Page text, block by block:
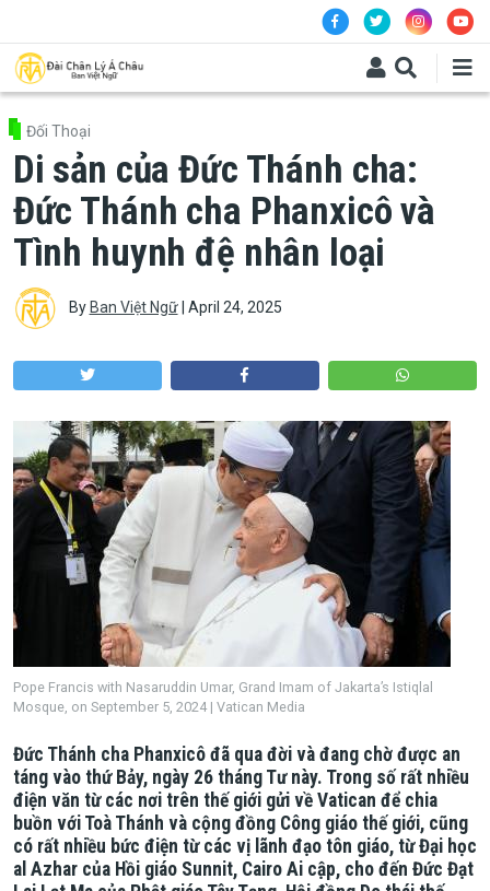
Đối Thoại
Di sản của Đức Thánh cha:
Đức Thánh cha Phanxicô và
Tình huynh đệ nhân loại
By Ban Việt Ngữ| April 24, 2025
Pope Francis with Nasaruddin Umar, Grand Imam of Jakarta’s Istiqlal
Mosque, on September 5, 2024 | Vatican Media
Đức Thánh cha Phanxicô đã qua đời và đang chờ được an
táng vào thứ Bảy, ngày 26 tháng Tư này. Trong số rất nhiều
điện văn từ các nơi trên thế giới gửi về Vatican để chia
buồn với Toà Thánh và cộng đồng Công giáo thế giới, cũng
có rất nhiều bức điện từ các vị lãnh đạo tôn giáo, từ Đại học
al Azhar của Hồi giáo Sunnit, Cairo Ai cập, cho đến Đức Đạt